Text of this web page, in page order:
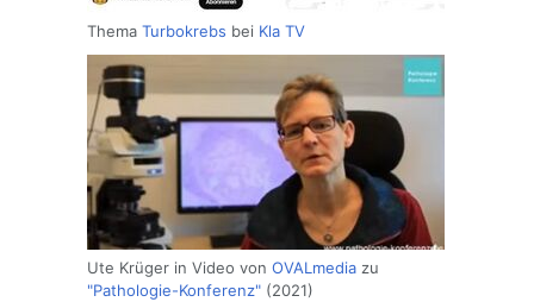
Thema Turbokrebs bei Kla TV
Ute Krüger in Video von OVALmedia zu
"Pathologie-Konferenz" (2021)